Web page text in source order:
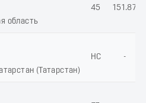
область
45 151.87
(Татарстан)
НС -